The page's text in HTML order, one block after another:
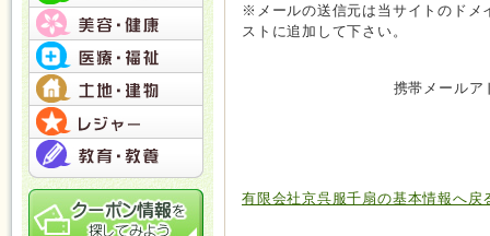
※メールの送信元は当サイトのドメ
ストに追加して下さい。
携帯メールア
有限会社京呉服千扇の基本情報へ戻